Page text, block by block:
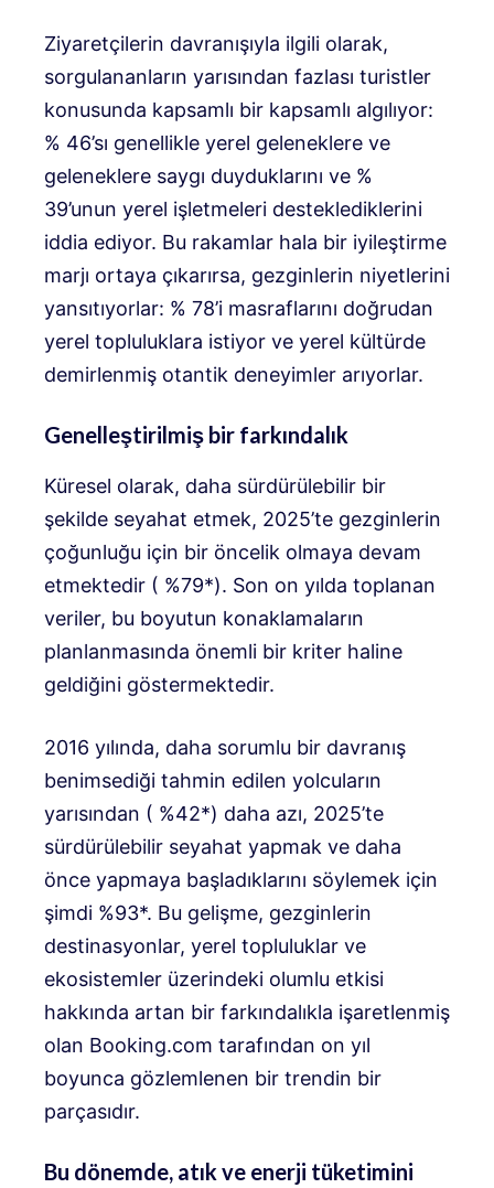
Ziyaretçilerin davranışıyla ilgili olarak,
sorgulananların yarısından fazlası turistler
konusunda kapsamlı bir kapsamlı algılıyor:
% 46’sı genellikle yerel geleneklere ve
geleneklere saygı duyduklarını ve %
39’unun yerel işletmeleri desteklediklerini
iddia ediyor. Bu rakamlar hala bir iyileştirme
marjı ortaya çıkarırsa, gezginlerin niyetlerini
yansıtıyorlar: % 78’i masraflarını doğrudan
yerel topluluklara istiyor ve yerel kültürde
demirlenmiş otantik deneyimler arıyorlar.
Genelleştirilmiş bir farkındalık
Küresel olarak, daha sürdürülebilir bir
şekilde seyahat etmek, 2025’te gezginlerin
çoğunluğu için bir öncelik olmaya devam
etmektedir ( %79*). Son on yılda toplanan
veriler, bu boyutun konaklamaların
planlanmasında önemli bir kriter haline
geldiğini göstermektedir.
2016 yılında, daha sorumlu bir davranış
benimsediği tahmin edilen yolcuların
yarısından ( %42*) daha azı, 2025’te
sürdürülebilir seyahat yapmak ve daha
önce yapmaya başladıklarını söylemek için
şimdi %93*. Bu gelişme, gezginlerin
destinasyonlar, yerel topluluklar ve
ekosistemler üzerindeki olumlu etkisi
hakkında artan bir farkındalıkla işaretlenmiş
olan Booking.com tarafından on yıl
boyunca gözlemlenen bir trendin bir
parçasıdır.
Bu dönemde, atık ve enerji tüketimini